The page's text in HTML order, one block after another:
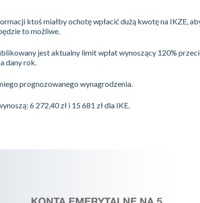
ktoś miałby ochotę wpłacić dużą kwotę na IKZE,
to możliwe.
jest aktualny limit wpłat wynoszący 120%
dany rok.
prognozowanego wynagrodzenia.
6 272,40 zł i 15 681 zł dla IKE.